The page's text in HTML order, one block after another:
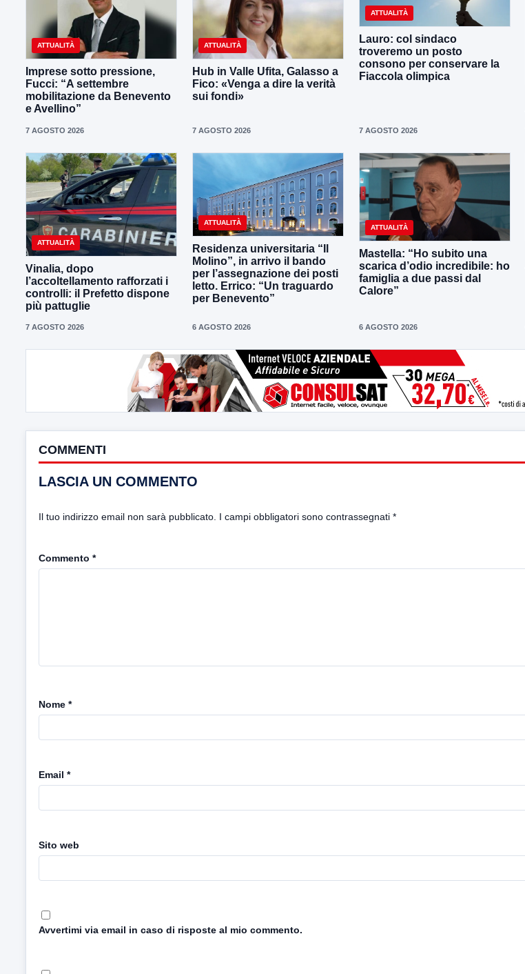
ATTUALITÀ
Imprese sotto pressione,
Fucci: “A settembre
mobilitazione da Benevento
e Avellino”
7 AGOSTO 2026
ATTUALITÀ
Hub in Valle Ufita, Galasso a
Fico: «Venga a dire la verità
sui fondi»
7 AGOSTO 2026
ATTUALITÀ
Lauro: col sindaco
troveremo un posto
consono per conservare la
Fiaccola olimpica
7 AGOSTO 2026
ATTUALITÀ
Vinalia, dopo
l’accoltellamento rafforzati i
controlli: il Prefetto dispone
più pattuglie
7 AGOSTO 2026
ATTUALITÀ
Residenza universitaria “Il
Molino”, in arrivo il bando
per l’assegnazione dei posti
letto. Errico: “Un traguardo
per Benevento”
6 AGOSTO 2026
ATTUALITÀ
Mastella: “Ho subito una
scarica d’odio incredibile: ho
famiglia a due passi dal
Calore”
6 AGOSTO 2026
COMMENTI
LASCIA UN COMMENTO
Il tuo indirizzo email non sarà pubblicato. I campi obbligatori sono contrassegnati *
Commento *
Nome *
Email *
Sito web
Avvertimi via email in caso di risposte al mio commento.